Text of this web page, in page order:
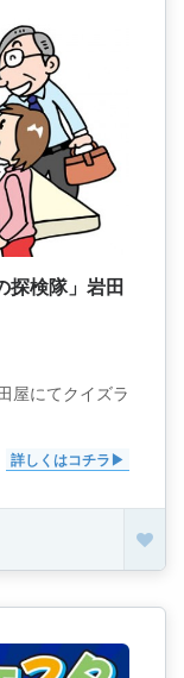
探検隊」岩田
屋にてクイズラ
詳しくはコチラ